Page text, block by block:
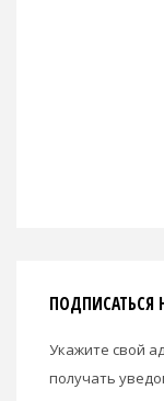
ПОДПИСАТЬСЯ
Укажите свой
получать